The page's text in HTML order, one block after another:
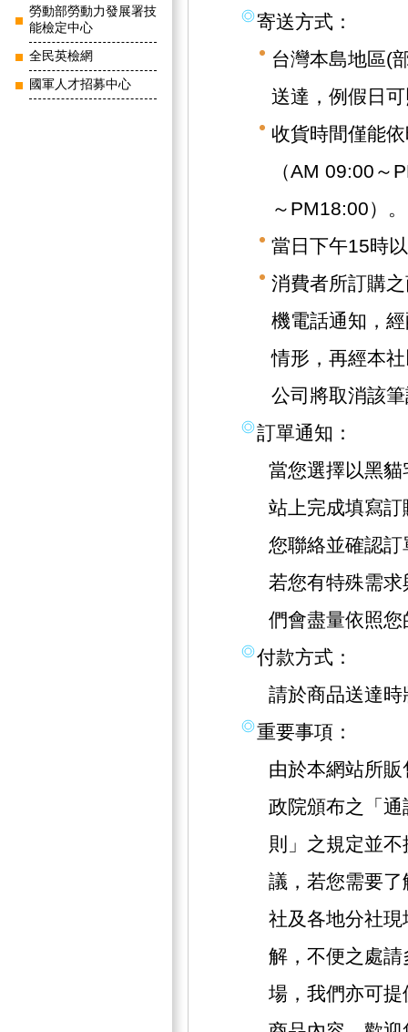
勞動部勞動力發展署技
能檢定中心
全民英檢網
國軍人才招募中心
寄送方式：
台灣本島地區(
送達，例假日
收貨時間僅能
（AM 09:00～
～PM18:00）。
當日下午15時
消費者所訂購
機電話通知，
情形，再經本
公司將取消該
訂單通知：
當您選擇以黑
站上完成填寫
您聯絡並確認訂
若您有特殊需
們會盡量依照
付款方式：
請於商品送達
重要事項：
由於本網站所
政院頒布之「
則」之規定並
議，若您需要
社及各地分社
解，不便之處
場，我們亦可